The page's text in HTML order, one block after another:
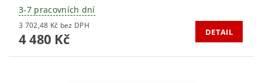
3-7 pracovních dní
3 702,48 Kč bez DPH
4 480 Kč DETAIL